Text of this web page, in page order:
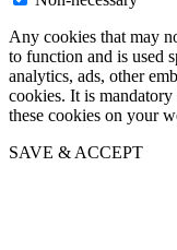
Any cookies that may
to function and is used
analytics, ads, other
cookies. It is
these cookies on your
SAVE & ACCEPT